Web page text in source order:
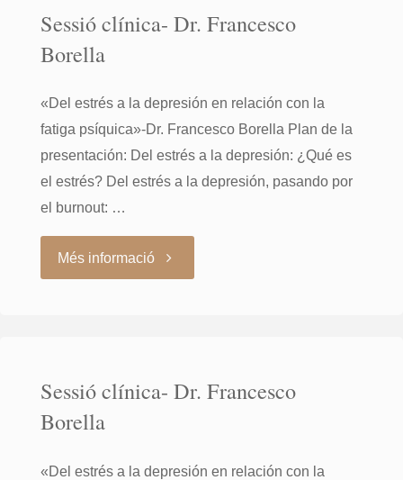
Dr.
Cruz"
Sessió clínica- Dr. Francesco
Borella
«Del estrés a la depresión en relación con la
fatiga psíquica»-Dr. Francesco Borella Plan de la
presentación: Del estrés a la depresión: ¿Qué es
el estrés? Del estrés a la depresión, pasando por
el burnout: …
Més informació"Sessió
Francesco
Sessió clínica- Dr. Francesco
Borella
«Del estrés a la depresión en relación con la